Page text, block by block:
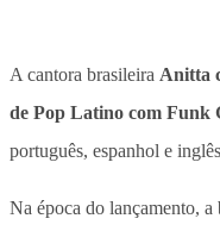
A cantora brasileira Anitta
de Pop Latino com Funk
português, espanhol e
Na época do lançamento,